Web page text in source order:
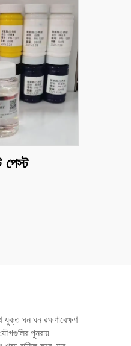
পেস্ট
যুক্ত ঘন ঘন রক্ষণাবেক্ষণ
পুনরায়